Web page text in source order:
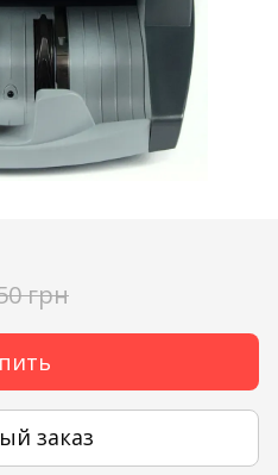
грн
заказ